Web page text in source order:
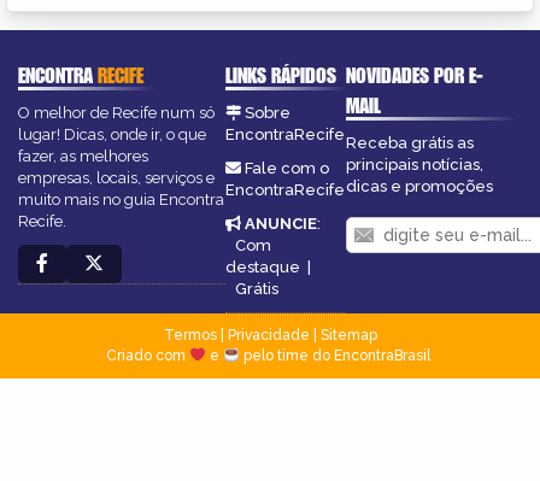
ENCONTRARECIFE
O melhor de Recife num só
lugar! Dicas, onde ir, o que
fazer, as melhores
empresas, locais, serviços e
muito mais no guia Encontra
Recife.
LINKS RÁPIDOS
Sobre
EncontraRecife
Fale com o
EncontraRecife
ANUNCIE:
Com
destaque |
Grátis
NOVIDADES POR E-
MAIL
Receba grátis as
principais notícias,
dicas e promoções
Termos| Privacidade
Sitemap
Criado com
e pelo time do EncontraBrasil